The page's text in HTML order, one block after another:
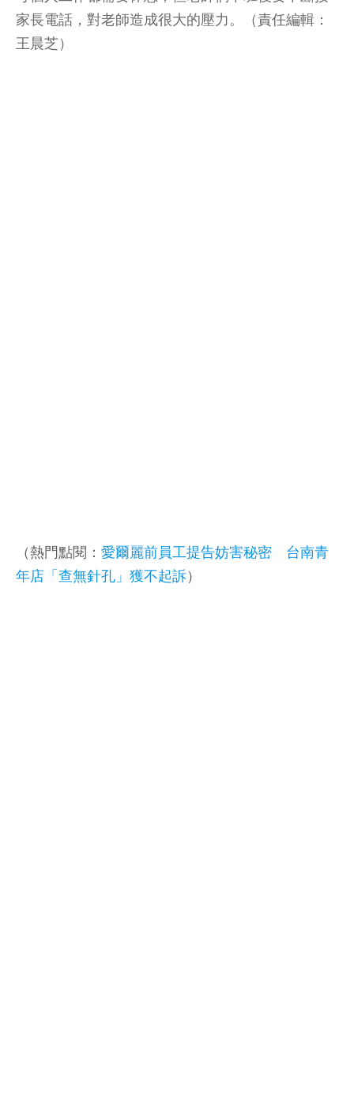
家長電話，對老師造成很大的壓力。（責任編輯：
王晨芝）
（熱門點閱： 愛爾麗前員工提告妨害秘密 台南青
年店「查無針孔」獲不起訴）